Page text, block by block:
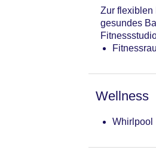
Zur flexiblen
gesundes
Wellness
Whirlpool